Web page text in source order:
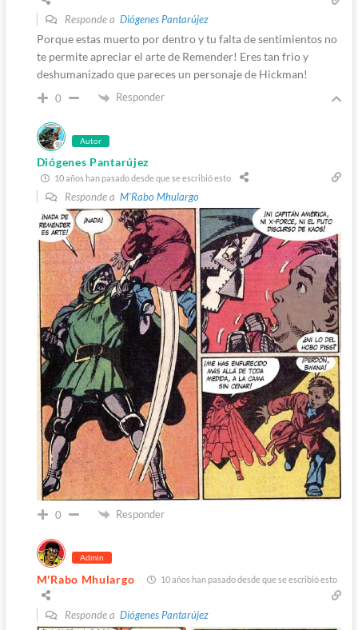
Responde a Diógenes Pantarújez
Porque estas muerto por dentro y tu falta de sentimientos no
te permite apreciar el arte de Remender! Eres tan frio y
deshumanizado que pareces un personaje de Hickman!
0 Responder
Autor
Diógenes Pantarújez
10 años han pasado desde que se escribió esto
Responde a M'Rabo Mhulargo
0 Responder
Admin
M'Rabo Mhulargo 10 años han pasado desde que se escribió esto
Responde a Diógenes Pantarújez